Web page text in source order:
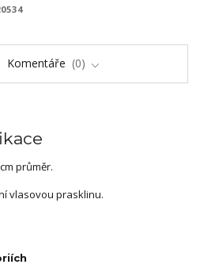
Komentáře 0
průměr.
vlasovou prasklinu.